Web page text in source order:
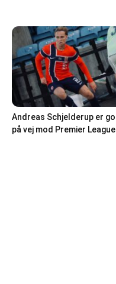
Andreas Schjelderup er
på vej mod Premier